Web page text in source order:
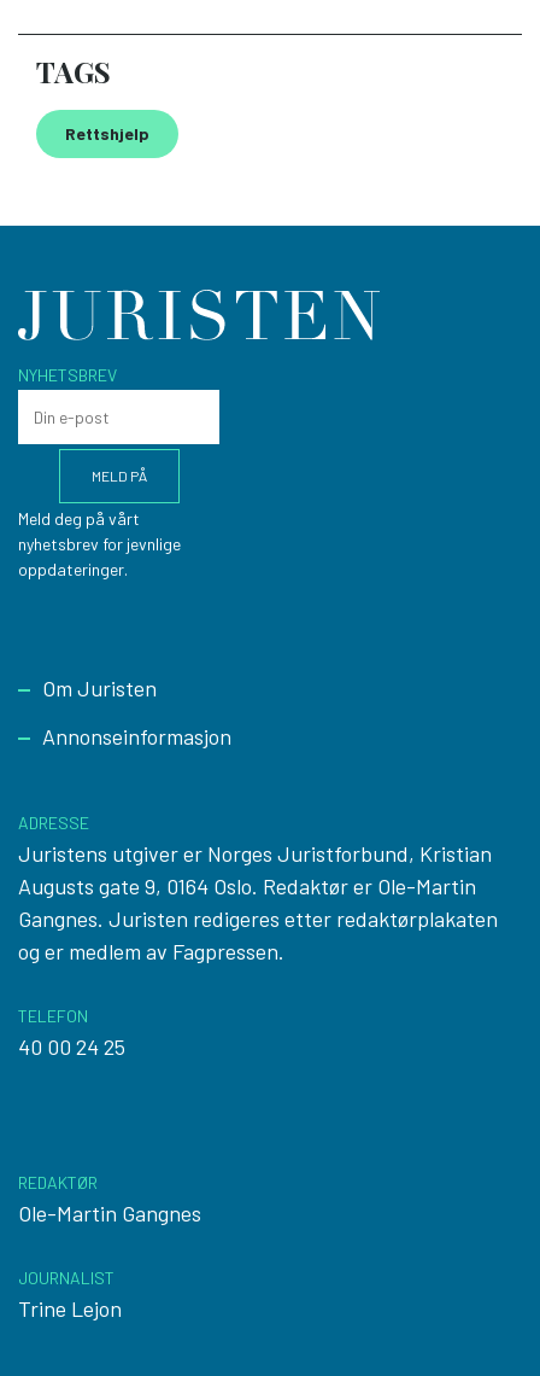
TAGS
Rettshjelp
NYHETSBREV
Meld deg på vårt
nyhetsbrev for jevnlige
oppdateringer.
Footer
Om Juristen
Annonseinformasjon
ADRESSE
Juristens utgiver er Norges Juristforbund, Kristian
Augusts gate 9, 0164 Oslo. Redaktør er Ole-Martin
Gangnes. Juristen redigeres etter redaktørplakaten
og er medlem av Fagpressen.
TELEFON
40 00 24 25
REDAKTØR
Ole-Martin Gangnes
JOURNALIST
Trine Lejon